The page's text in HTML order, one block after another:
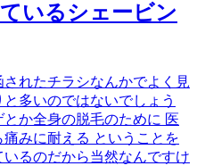
いるシェービン
れたチラシなんかでよく見
多いのではないでしょう
か全身の脱毛のために 医
みに耐える ということを
るのだから当然なんですけ